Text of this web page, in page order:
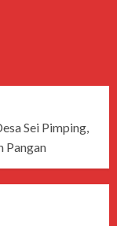
Sei Pimping,
Pangan